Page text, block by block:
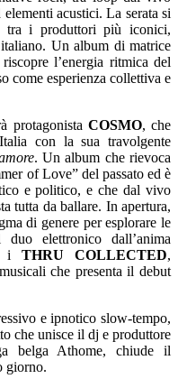
acustici. La serata si
tra i produttori più iconici,
Un album di matrice
l’energia ritmica del
come esperienza collettiva e
protagonista COSMO, che
con la sua travolgente
. Un album che rievoca
of Love” del passato ed è
e politico, e che dal vivo
tutta da ballare. In apertura,
di genere per esplorare le
elettronico dall’anima
i THRU COLLECTED,
che presenta il debut
e ipnotico slow-tempo,
che unisce il dj e produttore
belga Athome, chiude il
giorno.